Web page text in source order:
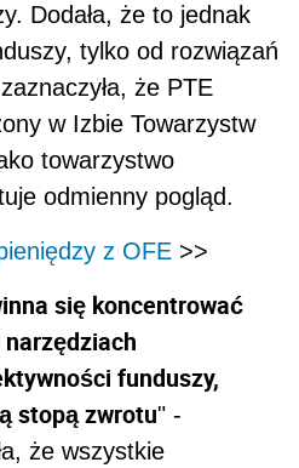
Dodała, że to jednak
tylko od rozwiązań
że PTE
w Izbie Towarzystw
towarzystwo
odmienny pogląd.
z OFE >>
się koncentrować
funduszy,
stopą zwrotu" -
że wszystkie